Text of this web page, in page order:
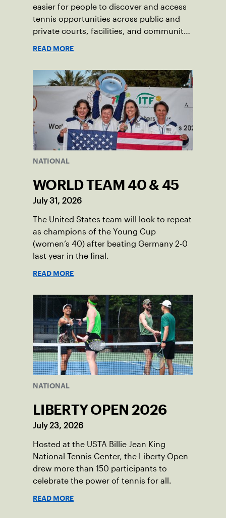
easier for people to discover and access
tennis opportunities across public and
private courts, facilities, and community
READ MORE
NATIONAL
WORLD TEAM 40 & 45
July 31, 2026
The United States team will look to repeat
as champions of the Young Cup
(women’s 40) after beating Germany 2-0
last year in the final.
READ MORE
NATIONAL
LIBERTY OPEN 2026
July 23, 2026
Hosted at the USTA Billie Jean King
National Tennis Center, the Liberty Open
drew more than 150 participants to
celebrate the power of tennis for all.
READ MORE